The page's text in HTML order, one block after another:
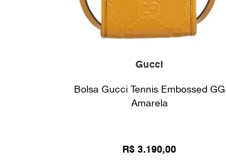
Gucci
Bolsa Gucci Tennis Embossed GG
Amarela
R$ 3.190,00